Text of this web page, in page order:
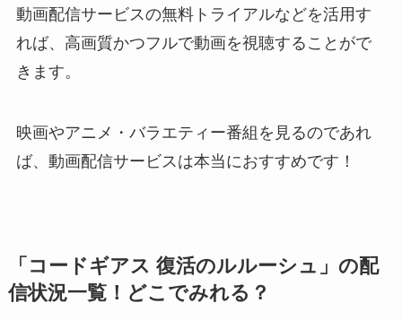
動画配信サービスの無料トライアルなどを活用す
れば、高画質かつフルで動画を視聴することがで
きます。
映画やアニメ・バラエティー番組を見るのであれ
ば、動画配信サービスは本当におすすめです！
「コードギアス 復活のルルーシュ」の配
信状況一覧！どこでみれる？